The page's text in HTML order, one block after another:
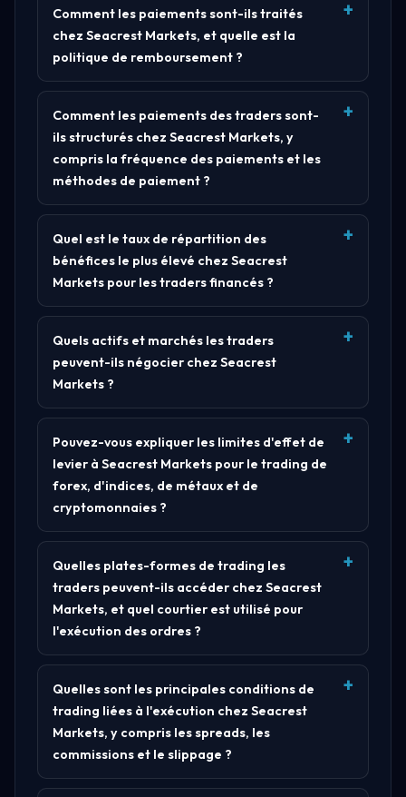
Comment les paiements sont-ils traités
chez Seacrest Markets, et quelle est la
politique de remboursement ?
Comment les paiements des traders sont-
ils structurés chez Seacrest Markets, y
compris la fréquence des paiements et les
méthodes de paiement ?
Quel est le taux de répartition des
bénéfices le plus élevé chez Seacrest
Markets pour les traders financés ?
Quels actifs et marchés les traders
peuvent-ils négocier chez Seacrest
Markets ?
Pouvez-vous expliquer les limites d'effet de
levier à Seacrest Markets pour le trading de
forex, d'indices, de métaux et de
cryptomonnaies ?
Quelles plates-formes de trading les
traders peuvent-ils accéder chez Seacrest
Markets, et quel courtier est utilisé pour
l'exécution des ordres ?
Quelles sont les principales conditions de
trading liées à l'exécution chez Seacrest
Markets, y compris les spreads, les
commissions et le slippage ?